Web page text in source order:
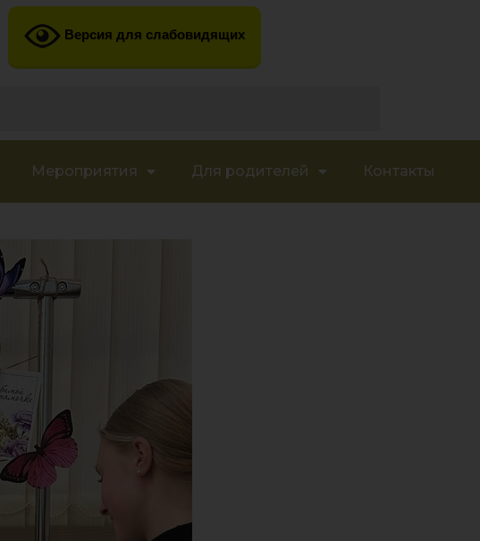
Версия для слабовидящих
Мероприятия Для родителей Контакты